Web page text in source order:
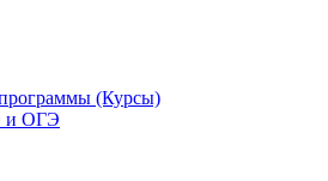
(Курсы)
и ОГЭ